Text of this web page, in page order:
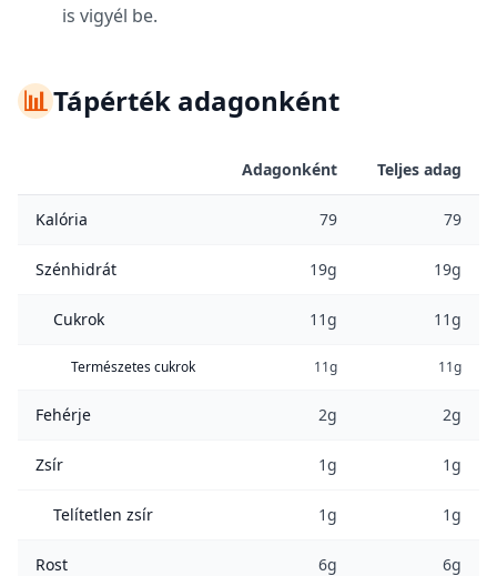
is vigyél be.
📊Tápérték adagonként
Adagonként Teljes adag
Kalória 79 79
Szénhidrát 19g 19g
Cukrok 11g 11g
Természetes cukrok 11g 11g
Fehérje 2g 2g
Zsír 1g 1g
Telítetlen zsír 1g 1g
Rost 6g 6g